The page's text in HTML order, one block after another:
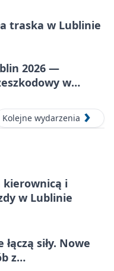
traska w Lublinie
2026 —
w
Kolejne wydarzenia
kierownicą i
w Lublinie
siły. Nowe
z